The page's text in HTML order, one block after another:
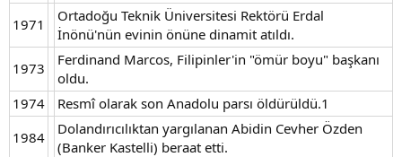
1971
Ortadoğu Teknik Üniversitesi Rektörü Erdal
İnönü'nün evinin önüne dinamit atıldı.
1973
Ferdinand Marcos, Filipinler'in "ömür boyu" başkanı
oldu.
1974
Resmî olarak son Anadolu parsı öldürüldü.1
1984
Dolandırıcılıktan yargılanan Abidin Cevher Özden
(Banker Kastelli) beraat etti.